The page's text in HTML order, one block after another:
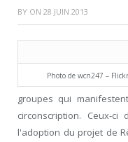
BY ON 28 JUIN 2013
Photo de wcn247 – Flickr
groupes qui
circonscription. Ceux-
l'adoption du projet de